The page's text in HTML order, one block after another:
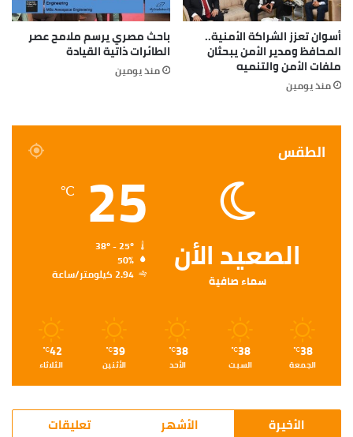
أسوان تعزز الشراكة الأمنية..
المحافظ ومدير الأمن يبحثان
ملفات الأمن والتنميه
منذ يومين
باحث مصري يرسم ملامح عصر
الطائرات ذاتية القيادة
منذ يومين
الطقس
الصعيد الأن
سماء صافية
25
℃
50%
2.94 كيلومتر/ساعة
38
℃
الجمعة
38
℃
السبت
38
℃
الأحد
39
℃
الأثنين
42
℃
الثلاثاء
الأخيرة الأشهر تعليقات